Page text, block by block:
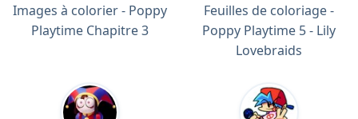
Images à colorier - Poppy
Playtime Chapitre 3
Feuilles de coloriage -
Poppy Playtime 5 - Lily
Lovebraids